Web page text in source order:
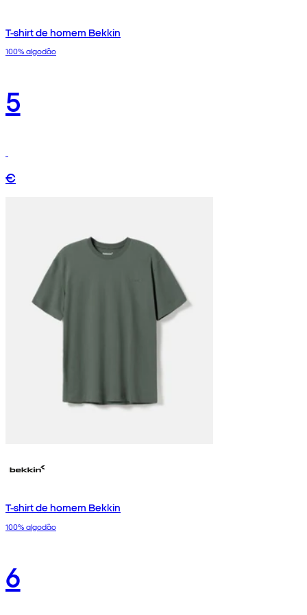
T-shirt de homem Bekkin
100% algodão
5
€
T-shirt de homem Bekkin
100% algodão
6